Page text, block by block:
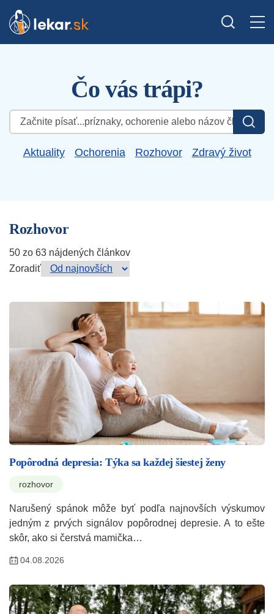
Čo vás trápi?
Hľadať:
Aktuality Ochorenia Rozhovor Zdravý život
Rozhovor
50 zo 63 nájdených článkov
Zoradiť
Popôrodná depresia: Týka sa každej šiestej ženy
rozhovor
Narušený spánok môže byť podľa najnovších výskumov
jedným z prvých signálov popôrodnej depresie. A to ešte
skôr, ako si čerstvá mamička…
04.08.2026